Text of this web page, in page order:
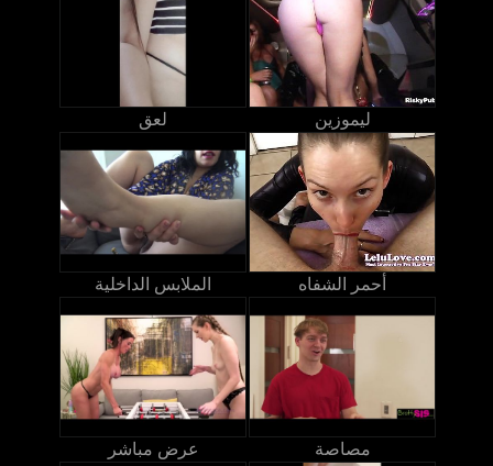
لعق ليموزين
الملابس الداخلية أحمر الشفاه
عرض مباشر مصاصة